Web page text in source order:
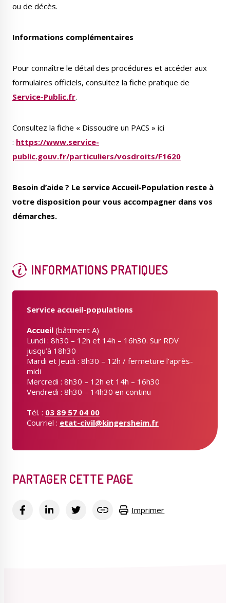
ou de décès.
Informations complémentaires
Pour connaître le détail des procédures et accéder aux
formulaires officiels, consultez la fiche pratique de
Service-Public.fr.
Consultez la fiche « Dissoudre un PACS » ici
: https://www.service-
public.gouv.fr/particuliers/vosdroits/F1620
Besoin d’aide ? Le service Accueil-Population reste à
votre disposition pour vous accompagner dans vos
démarches.
INFORMATIONS PRATIQUES
Service accueil-populations
Accueil (bâtiment A)
Lundi : 8h30 – 12h et 14h – 16h30. Sur RDV
jusqu’à 18h30
Mardi et Jeudi : 8h30 – 12h / fermeture l’après-
midi
Mercredi : 8h30 – 12h et 14h – 16h30
Vendredi : 8h30 – 14h30 en continu
Tél. : 03 89 57 04 00
Courriel : etat-civil@kingersheim.fr
PARTAGER CETTE PAGE
Imprimer